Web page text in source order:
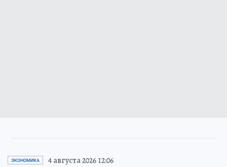
ЭКОНОМИКА 4 августа 2026 12:06